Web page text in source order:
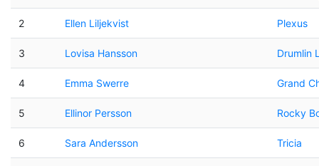
2 Ellen Liljekvist Plexus
3 Lovisa Hansson Drumlin
4 Emma Swerre Grand
5 Ellinor Persson Rocky
6 Sara Andersson Tricia